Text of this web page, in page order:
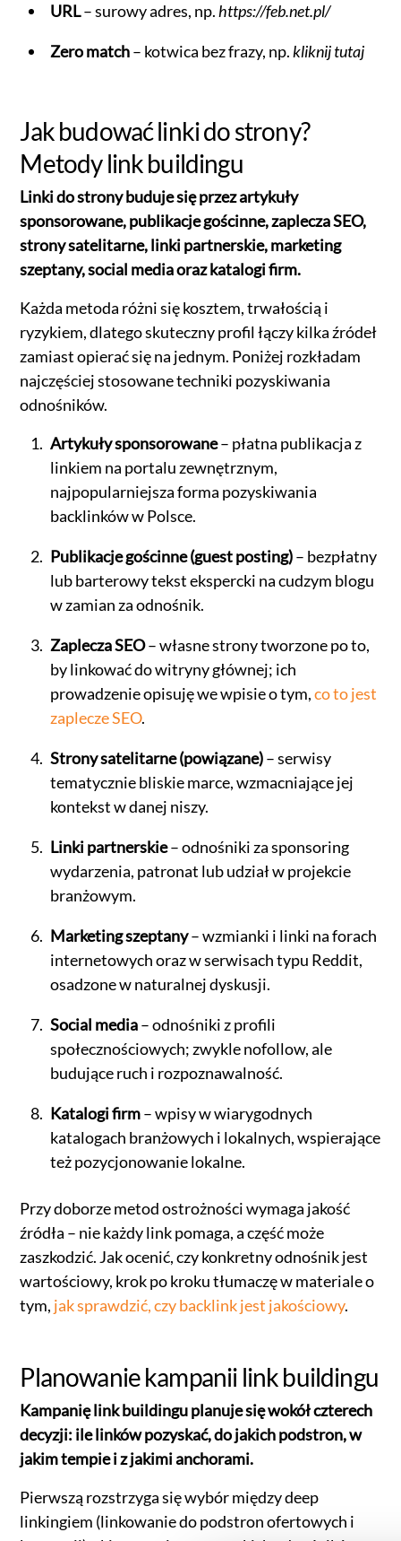
URL– surowy adres, np.https://feb.net.pl/
Zero match– kotwica bez frazy, np.kliknij tutaj
Jak budować linki do strony?
Metody link buildingu
Linki do strony buduje się przez artykuły
sponsorowane, publikacje gościnne, zaplecza SEO,
strony satelitarne, linki partnerskie, marketing
szeptany, social media oraz katalogi firm.
Każda metoda różni się kosztem, trwałością i
ryzykiem, dlatego skuteczny profil łączy kilka źródeł
zamiast opierać się na jednym. Poniżej rozkładam
najczęściej stosowane techniki pozyskiwania
odnośników.
Artykuły sponsorowane– płatna publikacja z
linkiem na portalu zewnętrznym,
najpopularniejsza forma pozyskiwania
backlinków w Polsce.
Publikacje gościnne (guest posting)– bezpłatny
lub barterowy tekst ekspercki na cudzym blogu
w zamian za odnośnik.
Zaplecza SEO– własne strony tworzone po to,
by linkować do witryny głównej; ich
prowadzenie opisuję we wpisie o tym,co to jest
zaplecze SEO.
Strony satelitarne (powiązane)– serwisy
tematycznie bliskie marce, wzmacniające jej
kontekst w danej niszy.
Linki partnerskie– odnośniki za sponsoring
wydarzenia, patronat lub udział w projekcie
branżowym.
Marketing szeptany– wzmianki i linki na forach
internetowych oraz w serwisach typu Reddit,
osadzone w naturalnej dyskusji.
Social media– odnośniki z profili
społecznościowych; zwykle nofollow, ale
budujące ruch i rozpoznawalność.
Katalogi firm– wpisy w wiarygodnych
katalogach branżowych i lokalnych, wspierające
też pozycjonowanie lokalne.
Przy doborze metod ostrożności wymaga jakość
źródła – nie każdy link pomaga, a część może
zaszkodzić. Jak ocenić, czy konkretny odnośnik jest
wartościowy, krok po kroku tłumaczę w materiale o
tym, jak sprawdzić, czy backlink jest jakościowy.
Planowanie kampanii link buildingu
Kampanię link buildingu planuje się wokół czterech
decyzji: ile linków pozyskać, do jakich podstron, w
jakim tempie i z jakimi anchorami.
Pierwszą rozstrzyga się wybór między deep
linkingiem (linkowanie do podstron ofertowych i